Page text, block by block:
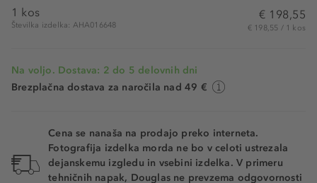
1 kos
Številka izdelka: AHA016648
€ 198,55
€ 198,55 / 1 kos
Na voljo. Dostava: 2 do 5 delovnih dni
Brezplačna dostava za naročila nad 49 €
Cena se nanaša na prodajo preko interneta.
Fotografija izdelka morda ne bo v celoti ustrezala
dejanskemu izgledu in vsebini izdelka. V primeru
tehničnih napak, Douglas ne prevzema odgovornosti